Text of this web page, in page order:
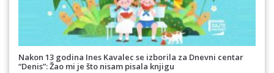
Nakon 13 godina Ines Kavalec se izborila za Dnevni centar
“Denis”: Žao mi je što nisam pisala knjigu